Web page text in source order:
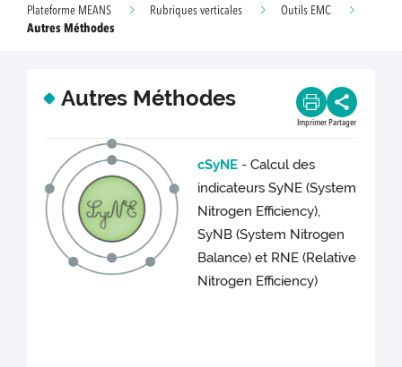
Plateforme MEANS Rubriques verticales
Outils EMC
Autres Méthodes
Autres Méthodes
Imprimer Partager
cSyNE - Calcul des
indicateurs SyNE (System
Nitrogen Efficiency),
SyNB (System Nitrogen
Balance) et RNE (Relative
Nitrogen Efficiency)